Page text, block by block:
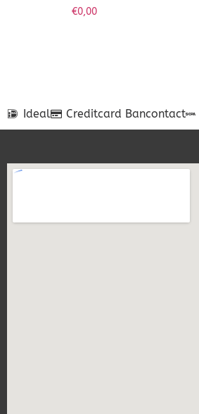
€0,00
Ideal Creditcard Bancontact